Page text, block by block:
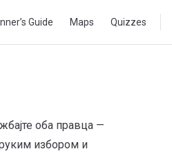
Guide Maps Quizzes
оба правца —
избором и